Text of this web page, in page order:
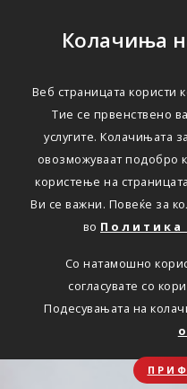
Колачиња
Веб страницата користи
Тие се првенствено
услугите. Колачињата
овозможуваат подобро
користење на
Ви се важни. Повеќе за
во Политика
Со натамошно
согласувате со
Подесувањата на